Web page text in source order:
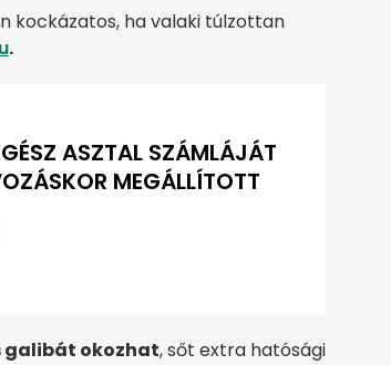
kockázatos, ha valaki túlzottan
.
ASZTAL SZÁMLÁJÁT
MEGÁLLÍTOTT
galibát okozhat, sőt extra hatósági